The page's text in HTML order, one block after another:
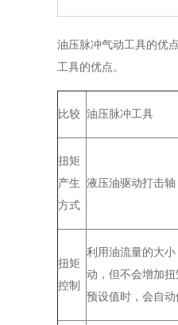
油压脉冲气动工具的优
工具的优点。
比较 油压脉冲工具
扭矩
产生
方式
液压油驱动打击轴
扭矩
控制
利用油流量的大
动，但不会增加
预设值时，会自动